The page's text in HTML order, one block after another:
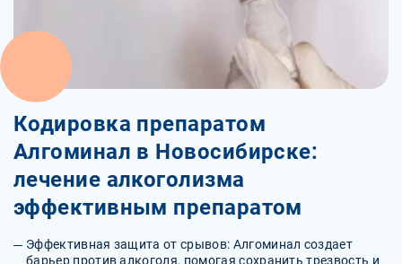
Кодировка препаратом
Алгоминал в Новосибирске:
лечение алкоголизма
эффективным препаратом
Эффективная защита от срывов: Алгоминал создает
барьер против алкоголя, помогая сохранить трезвость и